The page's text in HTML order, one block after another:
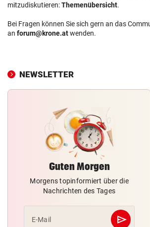
mitzudiskutieren:Themenübersicht.
Bei Fragen können Sie sich gern an das
an forum@krone.atwenden.
NEWSLETTER
Guten Morgen
Morgens topinformiert über die
Nachrichten des Tages
E-Mail send